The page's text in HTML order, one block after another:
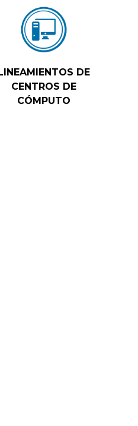
DE
CENTROS DE
CÓMPUTO